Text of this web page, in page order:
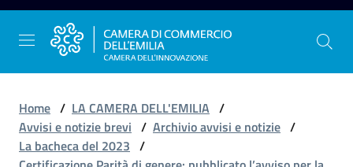
Vai al contenuto
Vai alla navigazione
Vai al footer
La
Home / LA CAMERA DELL'EMILIA /
Avvisi e notizie brevi / Archivio avvisi e notizie /
La bacheca del 2023 /